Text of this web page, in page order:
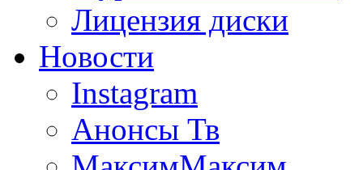
Лицензия диски
Новости
Instagram
Анонсы Тв